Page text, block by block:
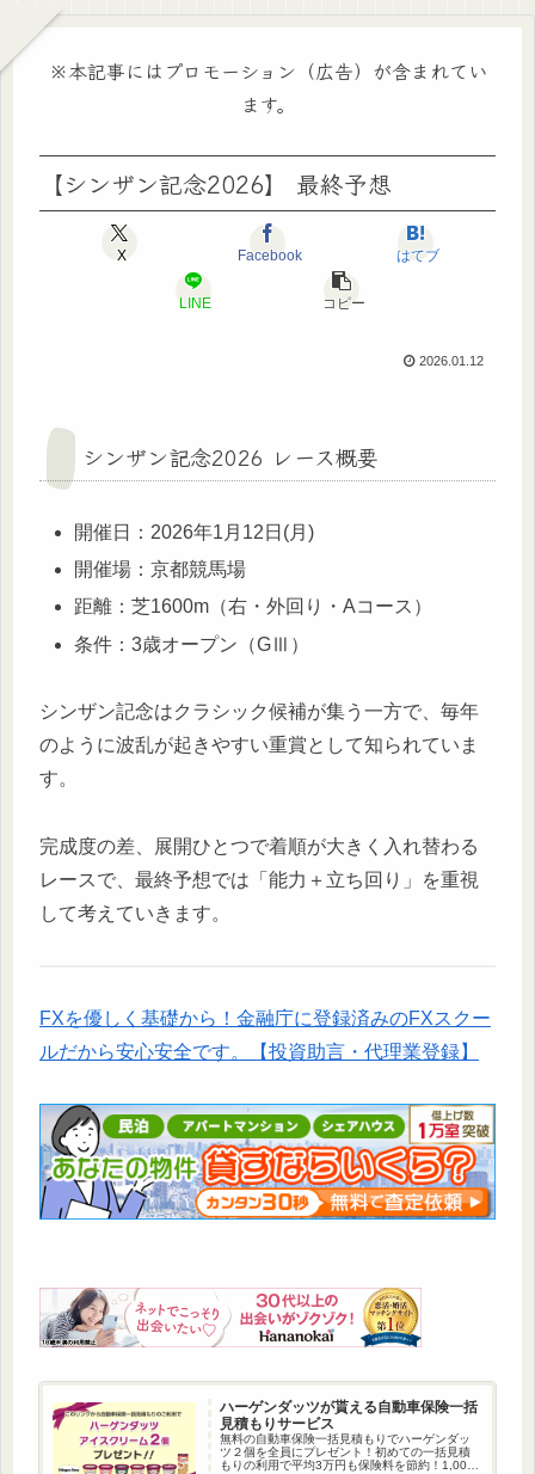
※本記事にはプロモーション（広告）が含まれてい
ます。
【シンザン記念2026】 最終予想
X Facebook はてブ
LINE コピー
2026.01.12
シンザン記念2026 レース概要
開催日：2026年1月12日(月)
開催場：京都競馬場
距離：芝1600m（右・外回り・Aコース）
条件：3歳オープン（GⅢ）
シンザン記念はクラシック候補が集う一方で、毎年
のように波乱が起きやすい重賞として知られていま
す。
完成度の差、展開ひとつで着順が大きく入れ替わる
レースで、最終予想では「能力＋立ち回り」を重視
して考えていきます。
FXを優しく基礎から！金融庁に登録済みのFXスクー
ルだから安心安全です。【投資助言・代理業登録】
ハーゲンダッツが貰える自動車保険一括
見積もりサービス
無料の自動車保険一括見積もりでハーゲンダッ
ツ２個を全員にプレゼント！初めての一括見積
もりの利用で平均3万円も保険料を節約！1,000